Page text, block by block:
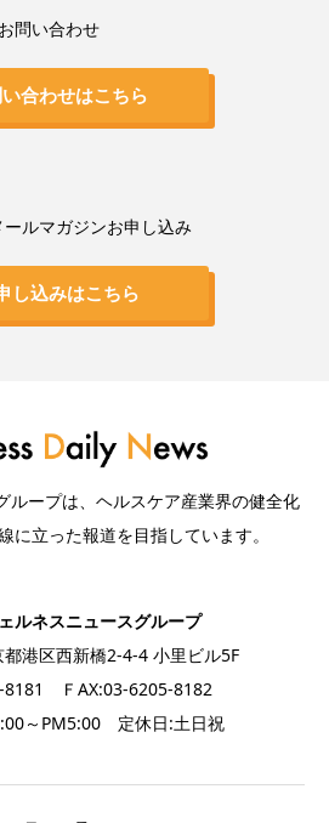
お問い合わせ
合わせはこちら
ルマガジンお申し込み
し込みはこちら
ループは、ヘルスケア産業界の健全化
に立った報道を目指しています。
ルネスニュースグループ
港区西新橋2-4-4 小里ビル5F
8181 ＦAX:03-6205-8182
～PM5:00 定休日:土日祝